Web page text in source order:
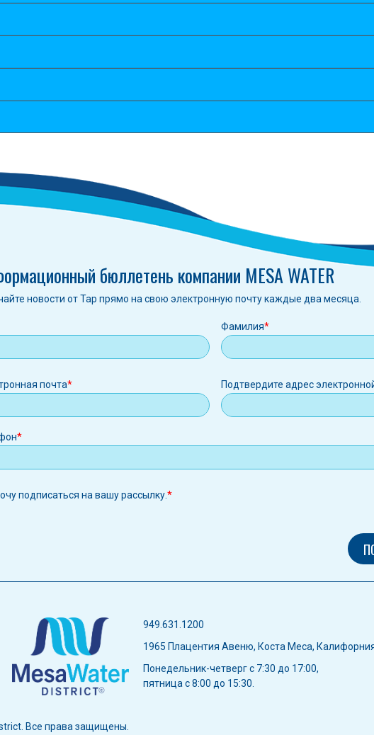
бюллетень компании MESA WATER
новости от Tap прямо на свою электронную почту каждые два месяца.
Фамилия
почта Подтвердите адрес
подписаться на вашу рассылку.
949.631.1200
1965 Плацентия Авеню, Коста Меса,
Понедельник-четверг с 7:30 до 17:00,
пятница с 8:00 до 15:30.
Все права защищены.